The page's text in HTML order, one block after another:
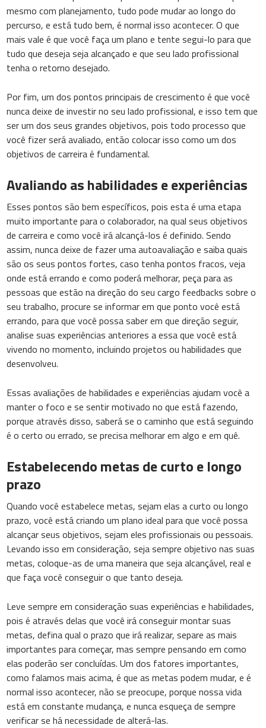
mesmo com planejamento, tudo pode mudar ao longo do
percurso, e está tudo bem, é normal isso acontecer. O que
mais vale é que você faça um plano e tente segui-lo para que
tudo que deseja seja alcançado e que seu lado profissional
tenha o retorno desejado.
Por fim, um dos pontos principais de crescimento é que você
nunca deixe de investir no seu lado profissional, e isso tem que
ser um dos seus grandes objetivos, pois todo processo que
você fizer será avaliado, então colocar isso como um dos
objetivos de carreira é fundamental.
Avaliando as habilidades e experiências
Esses pontos são bem específicos, pois esta é uma etapa
muito importante para o colaborador, na qual seus objetivos
de carreira e como você irá alcançá-los é definido. Sendo
assim, nunca deixe de fazer uma autoavaliação e saiba quais
são os seus pontos fortes, caso tenha pontos fracos, veja
onde está errando e como poderá melhorar, peça para as
pessoas que estão na direção do seu cargo feedbacks sobre o
seu trabalho, procure se informar em que ponto você está
errando, para que você possa saber em que direção seguir,
analise suas experiências anteriores a essa que você está
vivendo no momento, incluindo projetos ou habilidades que
desenvolveu.
Essas avaliações de habilidades e experiências ajudam você a
manter o foco e se sentir motivado no que está fazendo,
porque através disso, saberá se o caminho que está seguindo
é o certo ou errado, se precisa melhorar em algo e em quê.
Estabelecendo metas de curto e longo
prazo
Quando você estabelece metas, sejam elas a curto ou longo
prazo, você está criando um plano ideal para que você possa
alcançar seus objetivos, sejam eles profissionais ou pessoais.
Levando isso em consideração, seja sempre objetivo nas suas
metas, coloque-as de uma maneira que seja alcançável, real e
que faça você conseguir o que tanto deseja.
Leve sempre em consideração suas experiências e habilidades,
pois é através delas que você irá conseguir montar suas
metas, defina qual o prazo que irá realizar, separe as mais
importantes para começar, mas sempre pensando em como
elas poderão ser concluídas. Um dos fatores importantes,
como falamos mais acima, é que as metas podem mudar, e é
normal isso acontecer, não se preocupe, porque nossa vida
está em constante mudança, e nunca esqueça de sempre
verificar se há necessidade de alterá-las.